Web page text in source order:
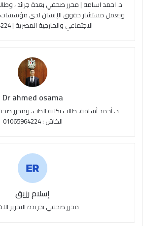
e
م
و
R
S
S
د. احمد اسامه | محرر صحفي بعدة جرائد ،
ويعمل مستشار حقوق الإنسان لدى مؤسسات
الاجتماعي والخارجية المصرية | 01065964224
Dr ahmed osama
د. أحمد أسامة، طالب بكلية الطب، ومحرر
الكاش : 01065964224
إسلام رزيق
محرر صحفي بجريدة التحرير